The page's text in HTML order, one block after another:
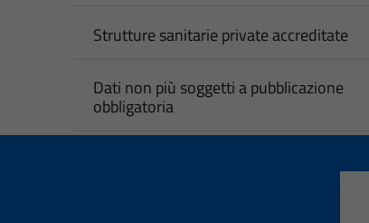
Strutture sanitarie private accreditate
Dati non più soggetti a pubblicazione
obbligatoria